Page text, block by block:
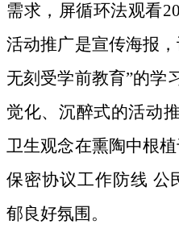
需求，屏循环法观看
活动推广是宣传海报
无刻受学前教育”的学
觉化、沉醉式的活动
卫生观念在熏陶中根
保密协议工作防线 公
郁良好氛围。